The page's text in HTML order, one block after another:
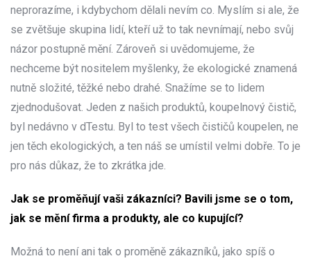
neprorazíme, i kdybychom dělali nevím co. Myslím si ale, že
se zvětšuje skupina lidí, kteří už to tak nevnímají, nebo svůj
názor postupně mění. Zároveň si uvědomujeme, že
nechceme být nositelem myšlenky, že ekologické znamená
nutně složité, těžké nebo drahé. Snažíme se to lidem
zjednodušovat. Jeden z našich produktů, koupelnový čistič,
byl nedávno v dTestu. Byl to test všech čističů koupelen, ne
jen těch ekologických, a ten náš se umístil velmi dobře. To je
pro nás důkaz, že to zkrátka jde.
Jak se proměňují vaši zákazníci? Bavili jsme se o tom,
jak se mění firma a produkty, ale co kupující?
Možná to není ani tak o proměně zákazníků, jako spíš o